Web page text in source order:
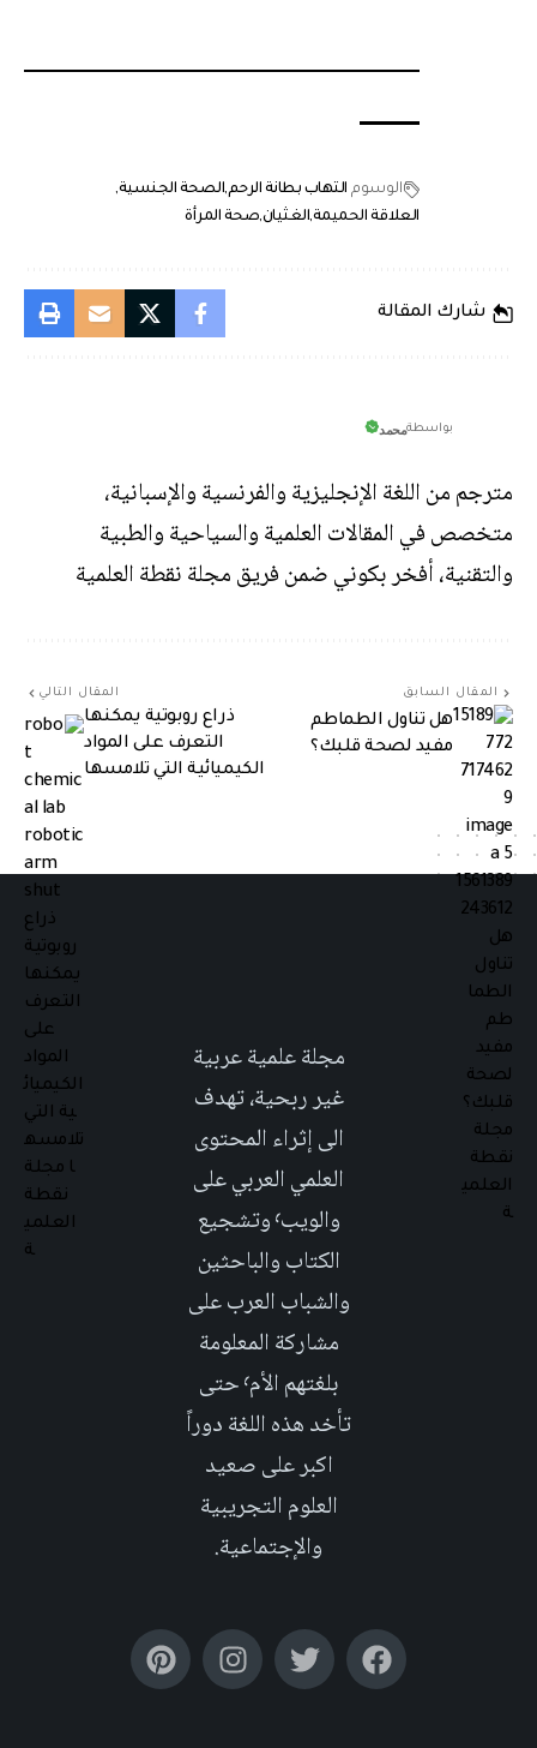
الوسوم التهاب بطانة الرحمالصحة الجنسية
العلاقة الحميمةالغثيانصحة المرأة
شارك المقالة
بواسطةمحمد
مترجم من اللغة الإنجليزية والفرنسية والإسبانية،
متخصص في المقالات العلمية والسياحية والطبية
والتقنية، أفخر بكوني ضمن فريق مجلة نقطة العلمية
المقال السابق
هل تناول الطماطم
مفيد لصحة قلبك؟
المقال التالي
ذراع روبوتية يمكنها
التعرف على المواد
الكيميائية التي تلامسها
مجلة علمية عربية
غير ربحية، تهدف
الى إثراء المحتوى
العلمي العربي على
والويب٬ وتشجيع
الكتاب والباحثين
والشباب العرب على
مشاركة المعلومة
بلغتهم الأم٬ حتى
تأخد هذه اللغة دوراً
اكبر على صعيد
العلوم التجريبية
والإجتماعية.